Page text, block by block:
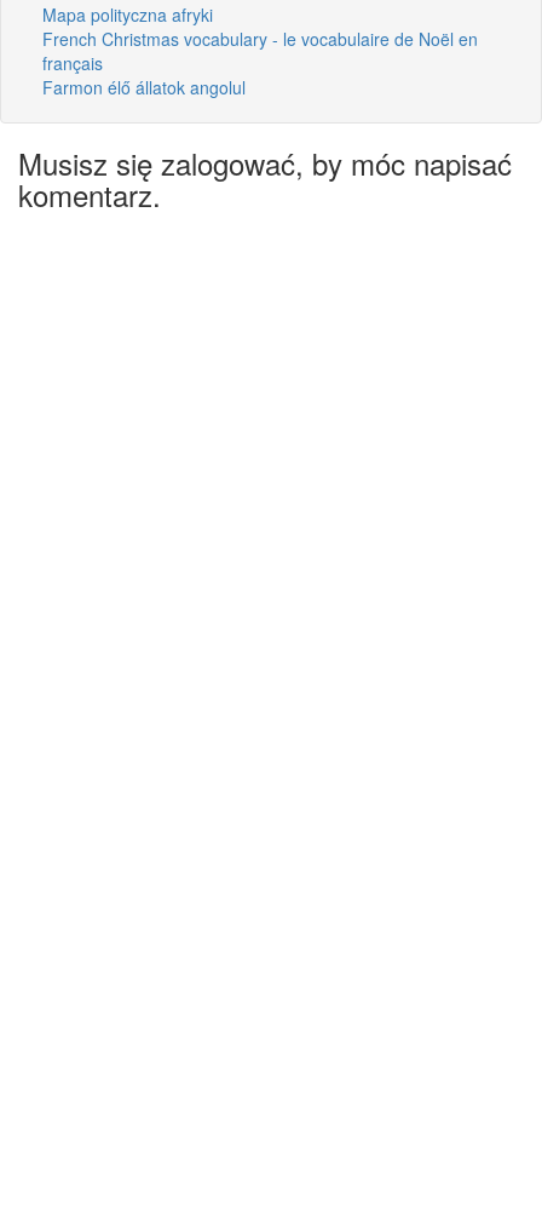
Mapa polityczna afryki
French Christmas vocabulary - le vocabulaire de Noël en
français
Farmon élő állatok angolul
Musisz się zalogować, by móc napisać
komentarz.